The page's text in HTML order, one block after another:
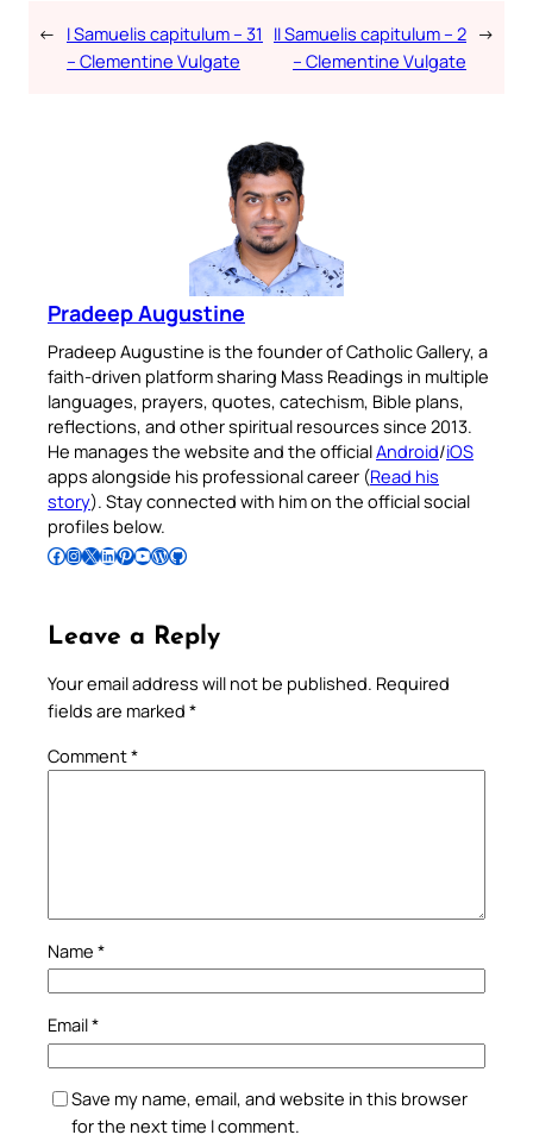
← I Samuelis capitulum – 31
– Clementine Vulgate
II Samuelis capitulum – 2
– Clementine Vulgate
→
Pradeep Augustine
Pradeep Augustine is the founder of Catholic Gallery, a
faith-driven platform sharing Mass Readings in multiple
languages, prayers, quotes, catechism, Bible plans,
reflections, and other spiritual resources since 2013.
He manages the website and the officialAndroid/iOS
apps alongside his professional career (Read his
story). Stay connected with him on the official social
profiles below.
Follow Pradeep on Facebook Follow Pradeep on InstagramFollow Pradeep on X Follow Pradeep on LinkedIn Follow Pradeep on Pinterest Subscribe to Pradeep’s Youtube Channel Follow Pradeep on WordPress Follow Pradeep on GitHub
Leave a Reply
Your email address will not be published. Required
fields are marked *
Comment*
Name *
Email*
Save my name, email, and website in this browser
for the next time I comment.